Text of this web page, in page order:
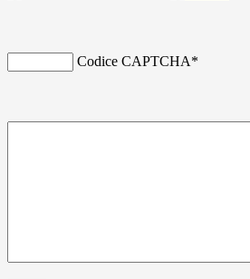
Codice CAPTCHA*